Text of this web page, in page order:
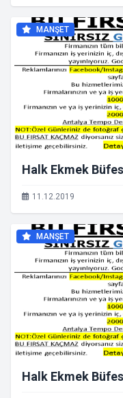
MANŞET
Halk Ekmek
11.12.2019
MANŞET
Halk Ekmek